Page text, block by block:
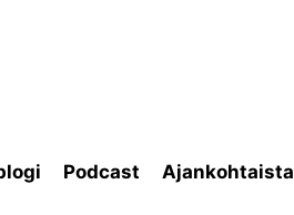
Podcast Ajankohtaista